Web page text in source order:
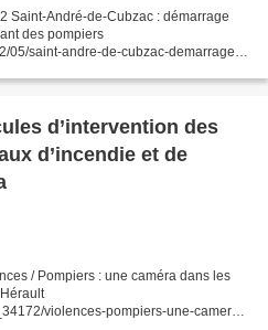
Saint-André-de-Cubzac : démarrage
des pompiers
05/saint-andre-de-cubzac-demarrage-
d’intervention des
d’incendie et de
/ Pompiers : une caméra dans les
violences-pompiers-une-camera-